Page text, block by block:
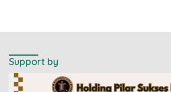
Support by